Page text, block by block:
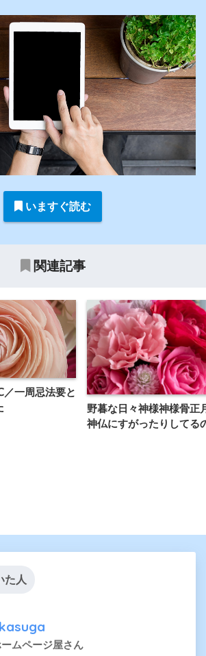
いますぐ読む
関連記事
一周忌法要と
野暮な日々神様神様骨正
神仏にすがったりしてる
た人
ムページ屋さん